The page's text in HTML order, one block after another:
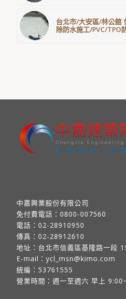
台北市/大安區/林公館
除防水施工/PVC/TPO
中嘉興業股份有限公司
免付費電話： 0800-007560
電話： 02-28910950
傳真： 02-28912610
地址： 台北市信義區基隆路一段
E-mail： ycl_msn@kimo.com
統編：53761555
營業時間：週一至週六 早上